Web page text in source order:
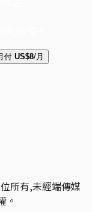
付 US$8/月
所有,未經端傳媒
。